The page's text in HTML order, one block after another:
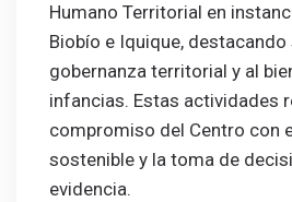
Humano Territorial en
Biobío e Iquique, destacando
gobernanza territorial y al
infancias. Estas actividades
compromiso del Centro con
sostenible y la toma de
evidencia.